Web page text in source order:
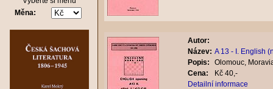
Měna:
Autor:
Název: A 13 - I. English
Popis:
Olomouc,
Cena:
Kč 40,-
Detailní informace